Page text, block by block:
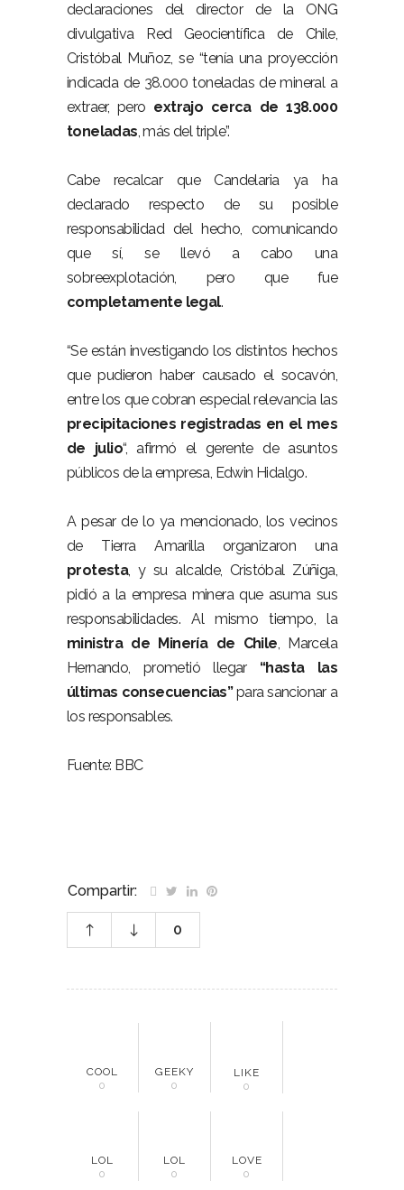
declaraciones del director de la ONG
divulgativa Red Geocientífica de Chile,
Cristóbal Muñoz, se “tenía una proyección
indicada de 38.000 toneladas de mineral a
extraer, pero extrajo cerca de 138.000
toneladas, más del triple”.
Cabe recalcar que Candelaria ya ha
declarado respecto de su posible
responsabilidad del hecho, comunicando
que sí, se llevó a cabo una
sobreexplotación, pero que fue
completamente legal.
“Se están investigando los distintos hechos
que pudieron haber causado el socavón,
entre los que cobran especial relevancia las
precipitaciones registradas en el mes
de julio“, afirmó el gerente de asuntos
públicos de la empresa, Edwin Hidalgo.
A pesar de lo ya mencionado, los vecinos
de Tierra Amarilla organizaron una
protesta, y su alcalde, Cristóbal Zúñiga,
pidió a la empresa minera que asuma sus
responsabilidades. Al mismo tiempo, la
ministra de Minería de Chile, Marcela
Hernando, prometió llegar“hasta las
últimas consecuencias”para sancionar a
los responsables.
Fuente: BBC
Compartir:
0
COOL
0
GEEKY
0
LIKE
0
LOL
0
LOL
0
LOVE
0